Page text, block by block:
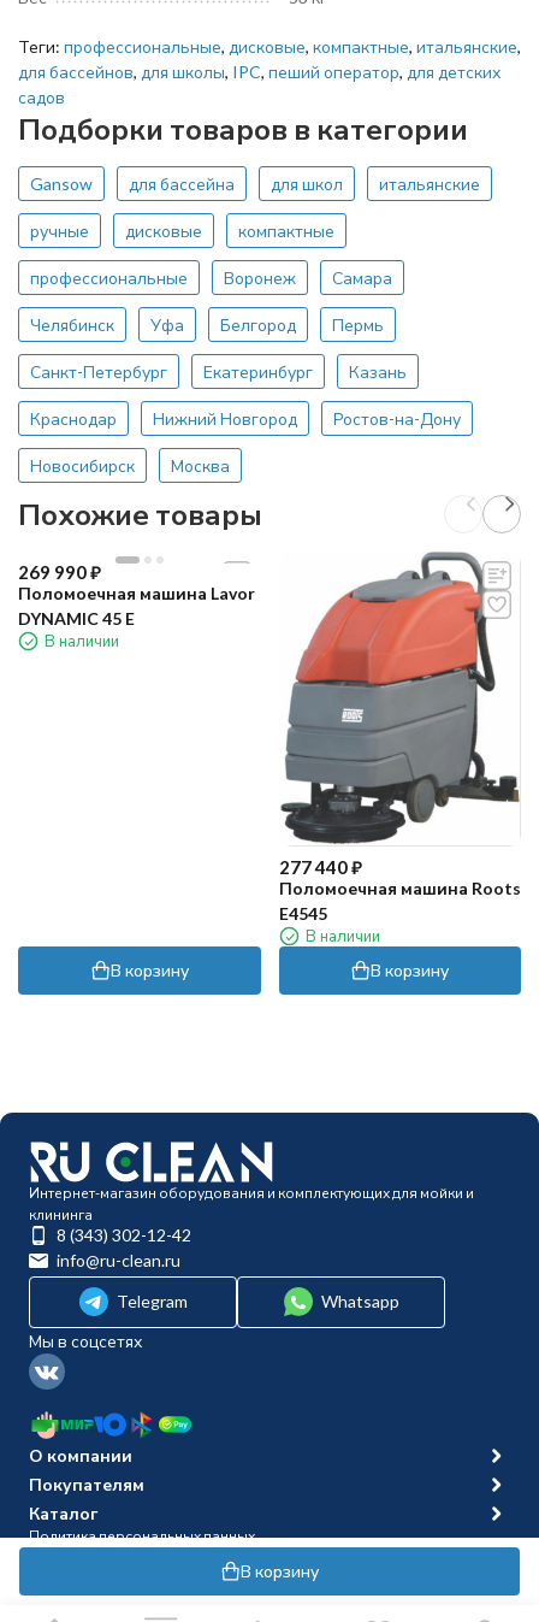
В корзину
Теги: профессиональные, дисковые, компактные, итальянские,
для бассейнов, для школы, IPC, пеший оператор, для детских
садов
Подборки товаров в категории
Gansow для бассейна для школ итальянские
ручные дисковые компактные
профессиональные Воронеж Самара
Челябинск Уфа Белгород Пермь
Санкт-Петербург Екатеринбург Казань
Краснодар Нижний Новгород Ростов-на-Дону
Новосибирск Москва
Похожие товары
269 990₽
Поломоечная машина Lavor
DYNAMIC 45 E
В наличии
В корзину
277 440₽
Поломоечная машина Roots
E4545
В наличии
В корзину
Интернет-магазин оборудования и комплектующих для мойки и
клининга
8 (343) 302-12-42
info@ru-clean.ru
Telegram
Whatsapp
Мы в соцсетях
О компании
Покупателям
Каталог
Политика персональных данных